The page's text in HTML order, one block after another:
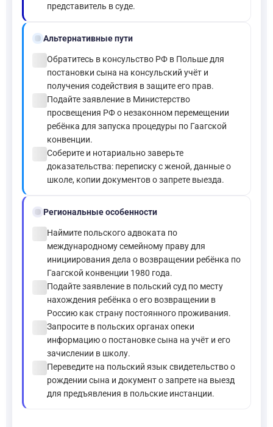
представитель в суде.
alt_routeАльтернативные пути
Обратитесь в консульство РФ в Польше для
постановки сына на консульский учёт и
получения содействия в защите его прав.
Подайте заявление в Министерство
просвещения РФ о незаконном перемещении
ребёнка для запуска процедуры по Гаагской
конвенции.
Соберите и нотариально заверьте
доказательства: переписку с женой, данные о
школе, копии документов о запрете выезда.
location_on Региональные особенности
Наймите польского адвоката по
международному семейному праву для
инициирования дела о возвращении ребёнка по
Гаагской конвенции 1980 года.
Подайте заявление в польский суд по месту
нахождения ребёнка о его возвращении в
Россию как страну постоянного проживания.
Запросите в польских органах опеки
информацию о постановке сына на учёт и его
зачислении в школу.
Переведите на польский язык свидетельство о
рождении сына и документ о запрете на выезд
для предъявления в польские инстанции.